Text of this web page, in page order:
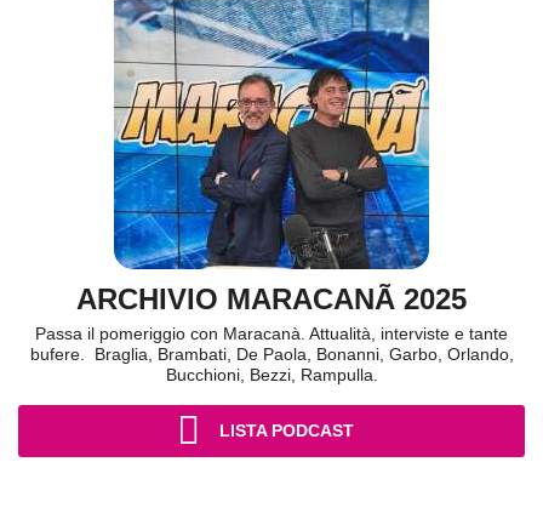
ARCHIVIO MARACANÃ 2025
Passa il pomeriggio con Maracanà. Attualità, interviste e tante
bufere. Braglia, Brambati, De Paola, Bonanni, Garbo, Orlando,
Bucchioni, Bezzi, Rampulla.
LISTA PODCAST